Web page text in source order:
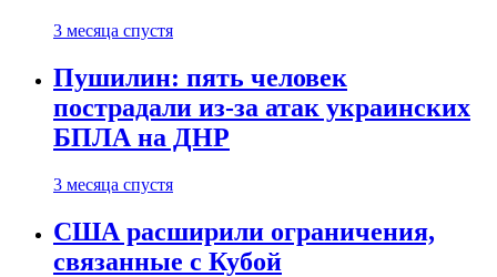
3 месяца спустя
Пушилин: пять человек
пострадали из-за атак украинских
БПЛА на ДНР
3 месяца спустя
США расширили ограничения,
связанные с Кубой